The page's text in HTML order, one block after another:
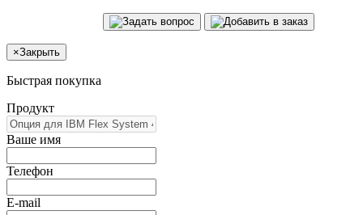
×Закрыть
Быстрая покупка
Продукт
Ваше имя
Телефон
E-mail